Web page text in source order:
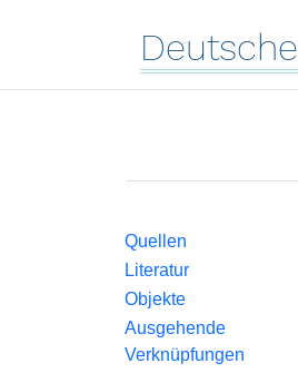
Deutsche
Quellen
Literatur
Objekte
Ausgehende
Verknüpfungen